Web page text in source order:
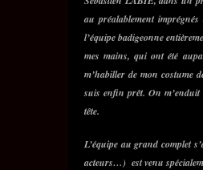
au préalablement
l’équipe badigeonne
mes mains, qui ont été
m’habiller de mon costume
suis enfin prêt. On
tête.
L’équipe au grand complet
acteurs…) est venu